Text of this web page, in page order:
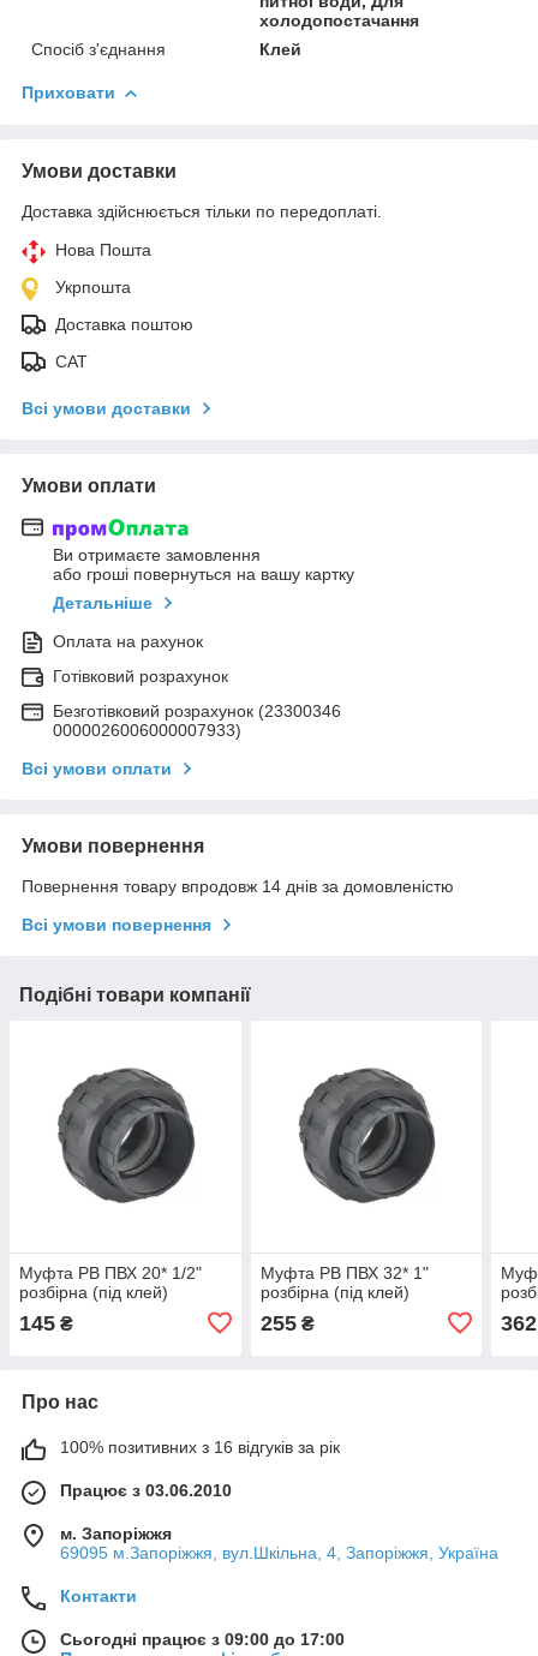
холодопостачання
Спосіб з'єднання
Клей
Приховати
Умови доставки
Доставка здійснюється тільки по передоплаті.
Нова Пошта
Укрпошта
Доставка поштою
САТ
Всі умови доставки
Умови оплати
Ви отримаєте замовлення
або гроші повернуться на вашу картку
Детальніше
Оплата на рахунок
Готівковий розрахунок
Безготівковий розрахунок (23300346
0000026006000007933)
Всі умови оплати
Умови повернення
Повернення товару впродовж 14 днів за домовленістю
Всі умови повернення
Подібні товари компанії
Муфта РВ ПВХ 20* 1/2"
розбірна (під клей)
145 ₴
Муфта РВ ПВХ 32* 1"
розбірна (під клей)
255₴ 362
Про нас
100% позитивних з 16 відгуків за рік
Працює з 03.06.2010
м. Запоріжжя
69095 м.Запоріжжя, вул.Шкільна, 4, Запоріжжя, Україна
Контакти
Сьогодні працює з 09:00 до 17:00